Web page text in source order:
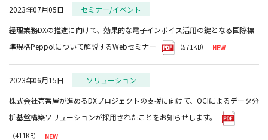
2023年07月05日
セミナー/イベント
経理業務DXの推進に向けて、効果的な電子インボイス活用の鍵となる国際標
準規格Peppolについて解説するWebセミナー
（571KB）
2023年06月15日
ソリューション
株式会社壱番屋が進めるDXプロジェクトの支援に向けて、OCIによるデータ分
析基盤構築ソリューションが採用されたことをお知らせします。
（411KB）